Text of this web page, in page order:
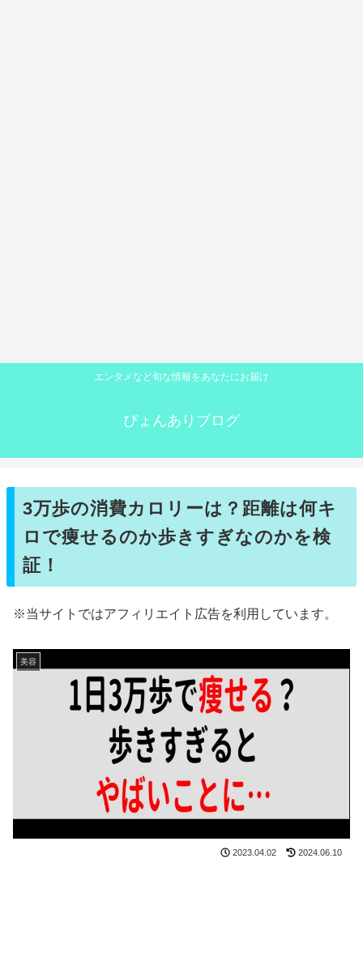
エンタメなど旬な情報をあなたにお届け
ぴょんありブログ
3万歩の消費カロリーは？距離は何キ
ロで痩せるのか歩きすぎなのかを検
証！
※当サイトではアフィリエイト広告を利用しています。
美容
2023.04.02 2024.06.10